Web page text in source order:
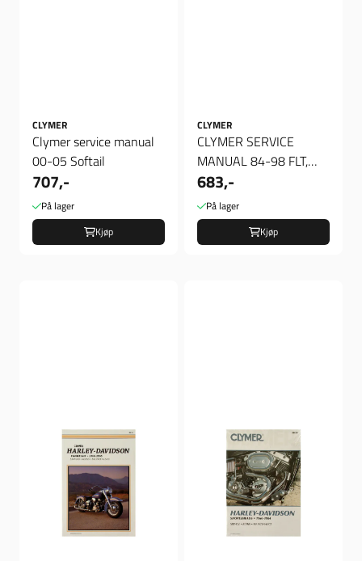
CLYMER
Clymer service manual
00-05 Softail
707,-
På lager
Kjøp
CLYMER
CLYMER SERVICE
MANUAL 84-98 FLT,
FXR
683,-
På lager
Kjøp